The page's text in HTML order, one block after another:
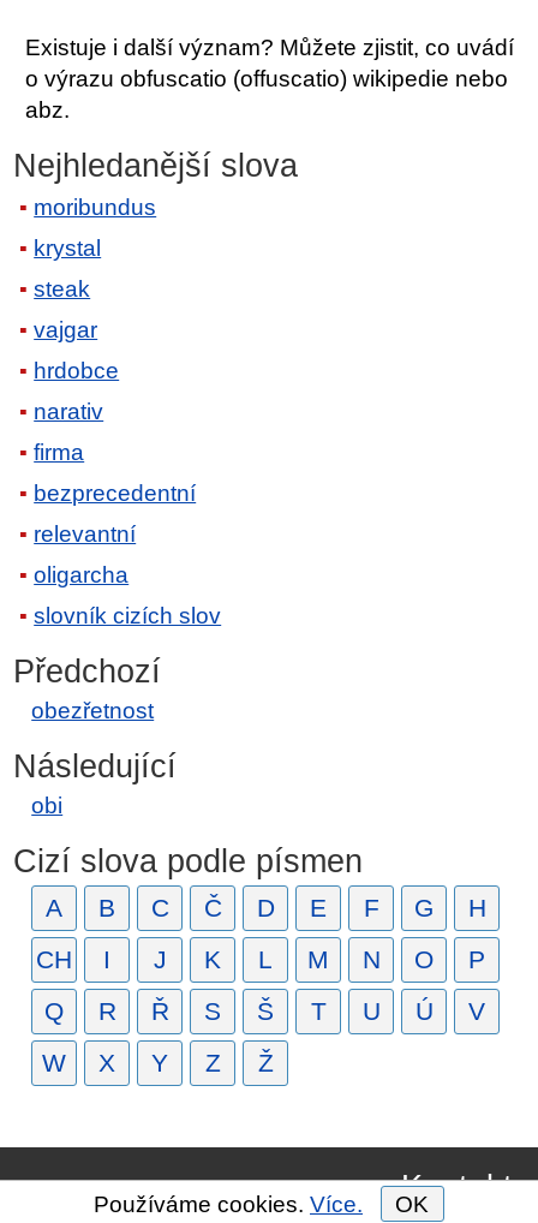
Existuje i další význam? Můžete zjistit, co uvádí
o výrazu obfuscatio (offuscatio) wikipedie nebo
abz.
Nejhledanější slova
moribundus
krystal
steak
vajgar
hrdobce
narativ
firma
bezprecedentní
relevantní
oligarcha
slovník cizích slov
Předchozí
obezřetnost
Následující
obi
Cizí slova podle písmen
A B C Č D E F G
H
CH
I J K L M N O
P
Q
R Ř S Š T U Ú
V
W
X Y Z Ž
Kontakt
Používáme cookies. Více. OK